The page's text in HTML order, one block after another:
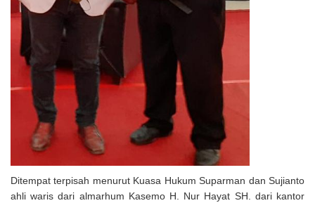
Ditempat terpisah menurut Kuasa Hukum Suparman dan Sujianto
ahli waris dari almarhum Kasemo H. Nur Hayat SH. dari kantor